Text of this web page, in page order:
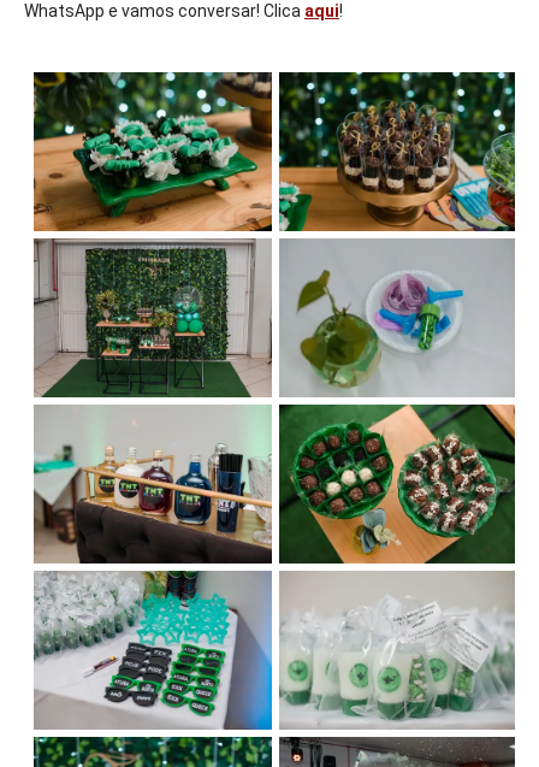
WhatsApp e vamos conversar! Clica aqui!